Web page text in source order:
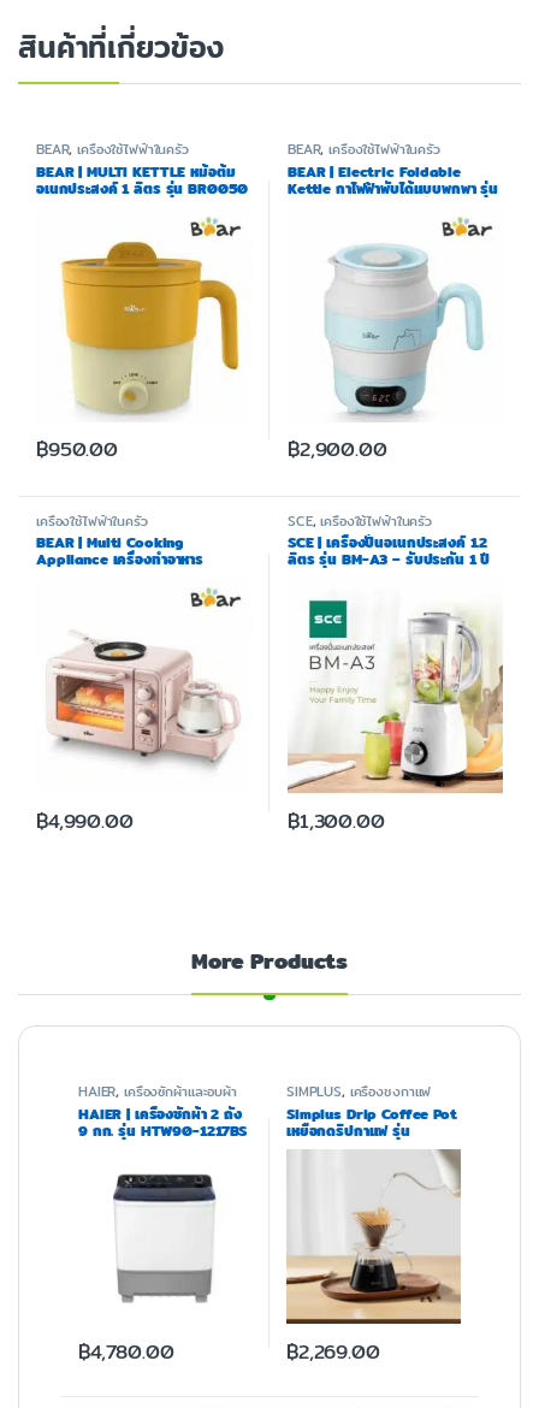
More Products
HAIER,เครื่องซักผ้าและอบผ้า
HAIER | เครื่องซักผ้า 2 ถัง
9 กก. รุ่น HTW90-1217BS
฿4,780.00
SIMPLUS, เครื่องชงกาแฟ
Simplus Drip Coffee Pot
เหยือกดริปกาแฟ รุ่น
KFJH020
฿2,269.00
สินค้าที่เกี่ยวข้อง
BEAR,เครื่องใช้ไฟฟ้าในครัว
BEAR | MULTI KETTLE หม้อต้ม
อเนกประสงค์ 1 ลิตร รุ่น BR0050
฿950.00
BEAR,เครื่องใช้ไฟฟ้าในครัว
BEAR | Electric Foldable
Kettle กาไฟฟ้าพับได้แบบพกพา รุ่น
BR0007 (แถมฟรีถุงผ้า)
฿2,900.00
เครื่องใช้ไฟฟ้าในครัว
BEAR | Multi Cooking
Appliance เครื่องทำอาหาร
฿4,990.00
SCE,เครื่องใช้ไฟฟ้าในครัว
SCE | เครื่องปั่นอเนกประสงค์ 1.2
ลิตร รุ่น BM-A3 – รับประกัน 1 ปี
฿1,300.00